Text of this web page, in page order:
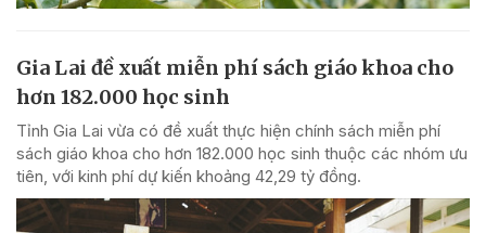
Gia Lai đề xuất miễn phí sách giáo khoa cho
hơn 182.000 học sinh
Tỉnh Gia Lai vừa có đề xuất thực hiện chính sách miễn phí
sách giáo khoa cho hơn 182.000 học sinh thuộc các nhóm ưu
tiên, với kinh phí dự kiến khoảng 42,29 tỷ đồng.